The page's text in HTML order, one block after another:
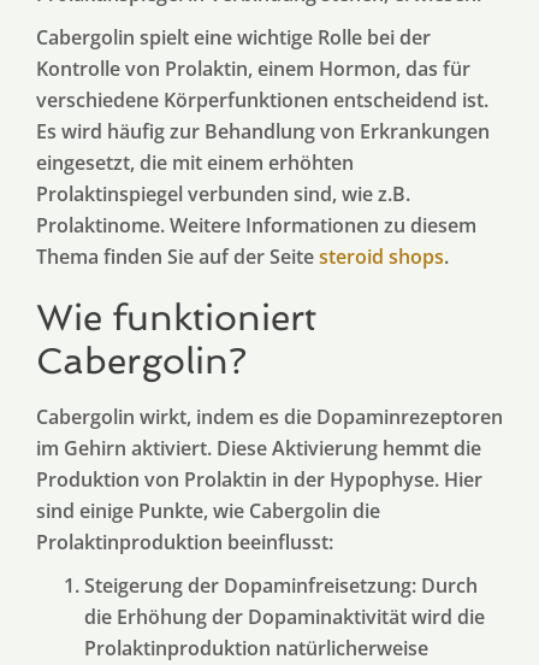
Cabergolin spielt eine wichtige Rolle bei der
Kontrolle von Prolaktin, einem Hormon, das für
verschiedene Körperfunktionen entscheidend ist.
Es wird häufig zur Behandlung von Erkrankungen
eingesetzt, die mit einem erhöhten
Prolaktinspiegel verbunden sind, wie z.B.
Prolaktinome. Weitere Informationen zu diesem
Thema finden Sie auf der Seitesteroid shops.
Wie funktioniert
Cabergolin?
Cabergolin wirkt, indem es die Dopaminrezeptoren
im Gehirn aktiviert. Diese Aktivierung hemmt die
Produktion von Prolaktin in der Hypophyse. Hier
sind einige Punkte, wie Cabergolin die
Prolaktinproduktion beeinflusst:
Steigerung der Dopaminfreisetzung: Durch
die Erhöhung der Dopaminaktivität wird die
Prolaktinproduktion natürlicherweise